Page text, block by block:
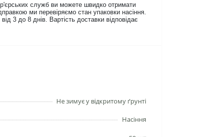
служб ви можете швидко отримати
ми перевіряємо стан упаковки насіння.
3 до 8 днів. Вартість доставки відповідає
Не зимує у відкритому ґрунті
Насіння